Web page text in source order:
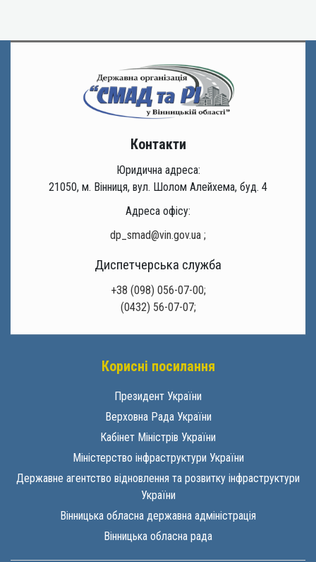
Контакти
Юридична адреса:
21050, м. Вінниця, вул. Шолом Алейхема, буд. 4
Адреса офісу:
dp_smad@vin.gov.ua ;
Диспетчерська служба
+38 (098) 056-07-00;
(0432) 56-07-07;
Корисні посилання
Президент України
Верховна Рада України
Кабінет Міністрів України
Міністерство інфраструктури України
Державне агентство відновлення та розвитку інфраструктури
України
Вінницька обласна державна адміністрація
Вінницька обласна рада